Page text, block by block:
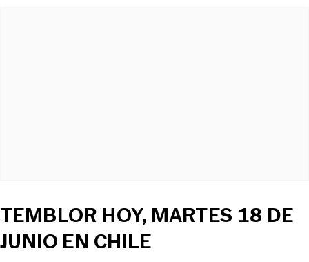
TEMBLOR HOY, MARTES 18 DE
JUNIO EN CHILE